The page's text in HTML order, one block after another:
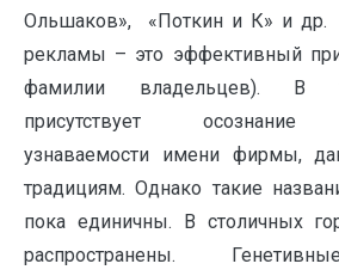
Ольшаков», «Поткин и К» и
рекламы – это эффективный
фамилии владельцев). В
присутствует осознание
узнаваемости имени фирмы,
традициям. Однако такие
пока единичны. В столичных
распространены.